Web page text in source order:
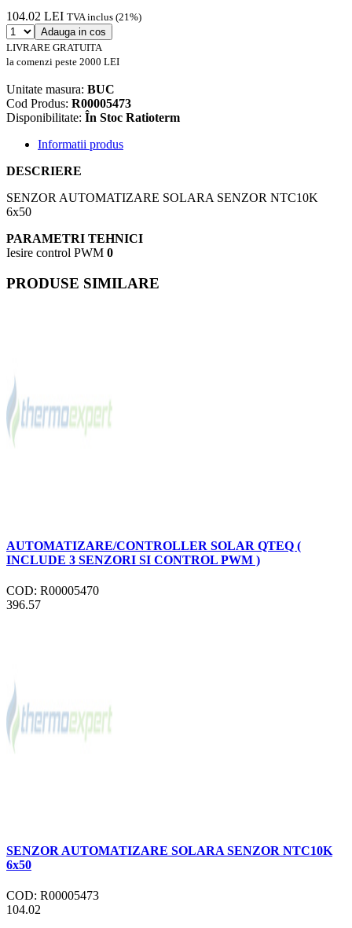
104.02 LEI TVA inclus (21%)
Adauga in cos
LIVRARE GRATUITA
la comenzi peste 2000 LEI
Unitate masura: BUC
Cod Produs: R00005473
Disponibilitate: În Stoc Ratioterm
Informatii produs
DESCRIERE
SENZOR AUTOMATIZARE SOLARA SENZOR NTC10K
6x50
PARAMETRI TEHNICI
Iesire control PWM 0
PRODUSE SIMILARE
AUTOMATIZARE/CONTROLLER SOLAR QTEQ (
INCLUDE 3 SENZORI SI CONTROL PWM )
COD: R00005470
396.57
SENZOR AUTOMATIZARE SOLARA SENZOR NTC10K
6x50
COD: R00005473
104.02